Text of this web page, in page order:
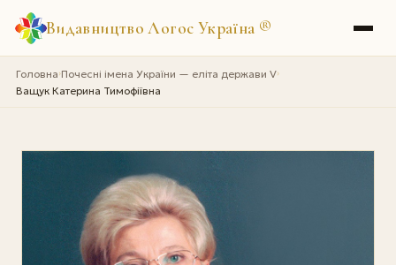
Видавництво Логос Україна ®
Головна›Почесні імена України — еліта держави V›
Ващук Катерина Тимофіївна